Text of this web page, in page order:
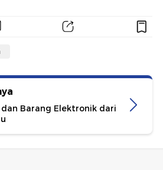
Barang Elektronik dari